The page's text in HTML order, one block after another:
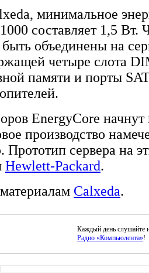
минимальное
составляет 1,5 Вт.
объединены на
четыре слота
памяти и порты
EnergyCore начнут
производство
Прототип сервера на
Hewlett-Packard.
Calxeda.
Каждый день слушайте
Радио «Компьюлента»!